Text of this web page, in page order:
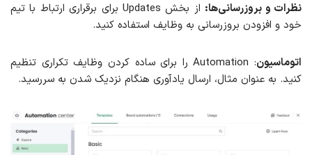
نظرات و بروزرسانی‌ها:
از بخش Updates برای برقراری ارتباط با تیم
خود و افزودن بروزرسانی به وظایف استفاده کنید.
اتوماسیون
: Automation را برای ساده کردن وظایف تکراری تنظیم
کنید. به عنوان مثال، ارسال یادآوری هنگام نزدیک شدن به سررسید.